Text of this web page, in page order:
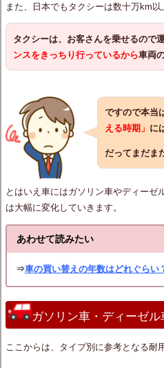
また、日本でもタクシーは数十万km以
タクシーは、お客さんを乗せるので
ンスをきっちり行っているから車両
ですので本当
える時期」 に
だってまだま
とはいえ車にはガソリン車やディーゼ
は大幅に変化していきます。
あわせて読みたい
⇒車の買い替えの年数はどれぐらい
ガソリン車・ディーゼ
ここからは、タイプ別に参考となる耐